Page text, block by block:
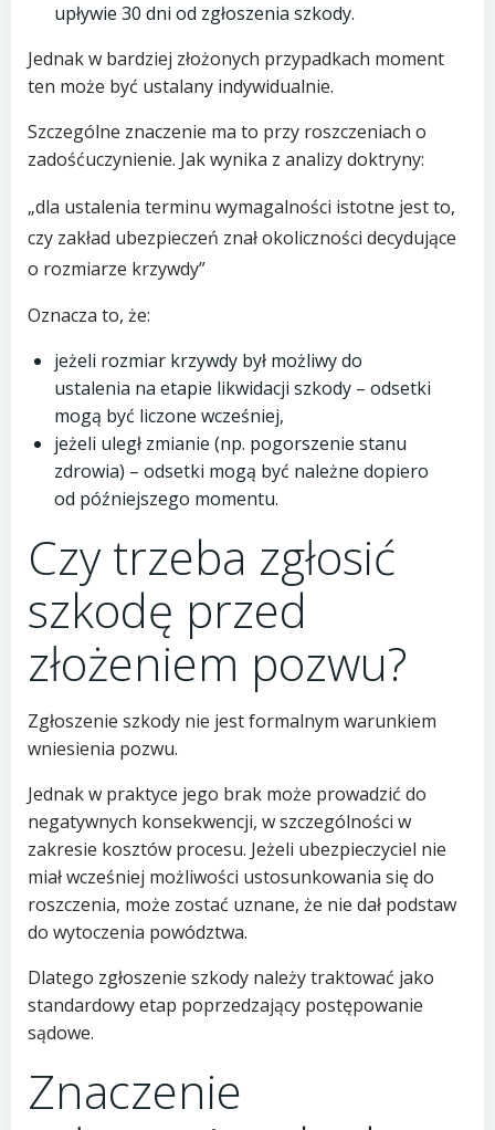
upływie 30 dni od zgłoszenia szkody.
Jednak w bardziej złożonych przypadkach moment
ten może być ustalany indywidualnie.
Szczególne znaczenie ma to przy roszczeniach o
zadośćuczynienie. Jak wynika z analizy doktryny:
„dla ustalenia terminu wymagalności istotne jest to,
czy zakład ubezpieczeń znał okoliczności decydujące
o rozmiarze krzywdy”
Oznacza to, że:
jeżeli rozmiar krzywdy był możliwy do
ustalenia na etapie likwidacji szkody – odsetki
mogą być liczone wcześniej,
jeżeli uległ zmianie (np. pogorszenie stanu
zdrowia) – odsetki mogą być należne dopiero
od późniejszego momentu.
Czy trzeba zgłosić
szkodę przed
złożeniem pozwu?
Zgłoszenie szkody nie jest formalnym warunkiem
wniesienia pozwu.
Jednak w praktyce jego brak może prowadzić do
negatywnych konsekwencji, w szczególności w
zakresie kosztów procesu. Jeżeli ubezpieczyciel nie
miał wcześniej możliwości ustosunkowania się do
roszczenia, może zostać uznane, że nie dał podstaw
do wytoczenia powództwa.
Dlatego zgłoszenie szkody należy traktować jako
standardowy etap poprzedzający postępowanie
sądowe.
Znaczenie